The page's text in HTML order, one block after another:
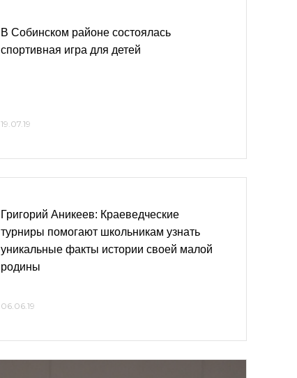
В Собинском районе состоялась
спортивная игра для детей
19.07.19
Григорий Аникеев: Краеведческие
турниры помогают школьникам узнать
уникальные факты истории своей малой
родины
06.06.19